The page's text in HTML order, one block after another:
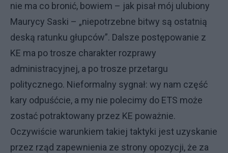
nie ma co bronić, bowiem – jak pisał mój ulubiony
Maurycy Saski – „niepotrzebne bitwy są ostatnią
deską ratunku głupców”. Dalsze postępowanie z
KE ma po trosze charakter rozprawy
administracyjnej, a po trosze przetargu
politycznego. Nieformalny sygnał: wy nam część
kary odpuśćcie, a my nie polecimy do ETS może
zostać potraktowany przez KE poważnie.
Oczywiście warunkiem takiej taktyki jest uzyskanie
przez rząd zapewnienia ze strony opozycji, że za